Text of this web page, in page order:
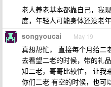
老人养老基本都靠自己，我
度，年轻人可能身体还没老
songyoucai May 19
真想帮忙， 直接每个月给二
去看望二老的时候，带的礼
知二老，哥哥比较忙， 让我
你们二老 有空的时候，也可